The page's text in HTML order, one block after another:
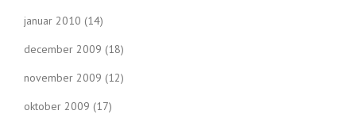
januar 2010 (14)
december 2009 (18)
november 2009 (12)
oktober 2009 (17)